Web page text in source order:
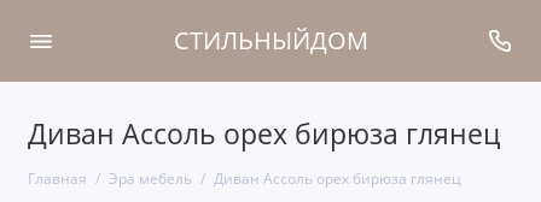
СТИЛЬНЫЙДОМ
Диван Ассоль орех бирюза глянец
Главная Эра мебель Диван Ассоль орех бирюза глянец